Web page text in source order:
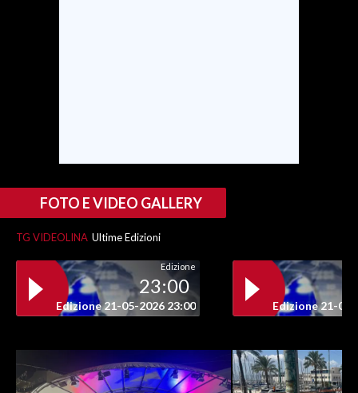
FOTO E VIDEO GALLERY
TG VIDEOLINA Ultime Edizioni
Edizione
23:00
Edizione 21-05-2026 23:00 Edizione 21-05-